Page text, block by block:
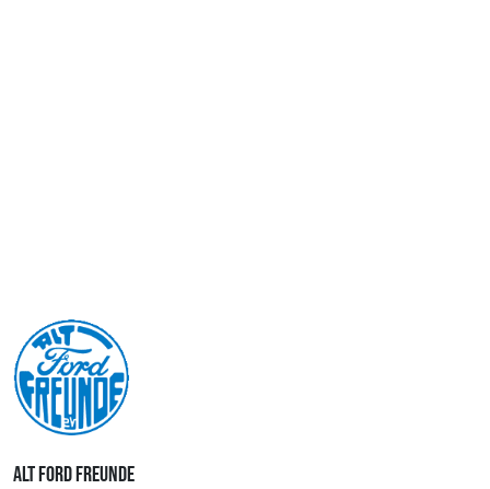
ALT FORD FREUNDE